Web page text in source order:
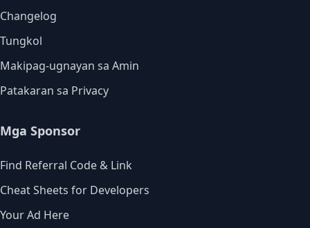
Changelog
Tungkol
Makipag-ugnayan sa Amin
Patakaran sa Privacy
Mga Sponsor
Find Referral Code & Link
Cheat Sheets for Developers
Your Ad Here